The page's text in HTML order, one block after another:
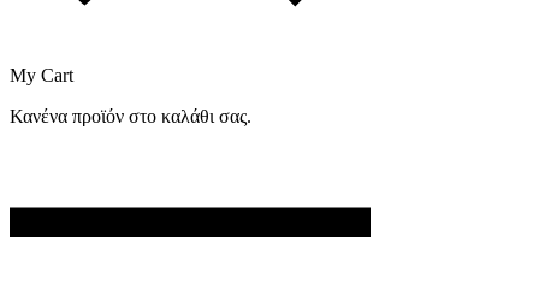
My Cart
Κανένα προϊόν στο καλάθι σας.